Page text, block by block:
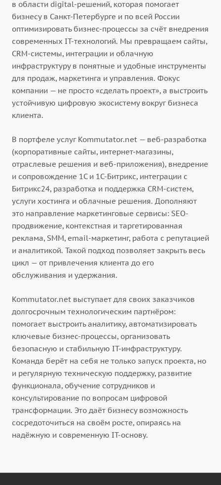
в области digital-решений, которая помогает
бизнесу в Санкт-Петербурге и по всей России
оптимизировать бизнес-процессы за счёт внедрения
современных IT-технологий. Мы превращаем сайты,
CRM-системы, интеграции и облачную
инфраструктуру в понятные и удобные инструменты
для продаж, маркетинга и управления. Фокус
компании — не просто «сделать проект», а выстроить
устойчивую цифровую экосистему вокруг бизнеса
клиента.
В портфеле услуг Kommutator.net — веб-разработка
(корпоративные сайты, интернет-магазины,
отраслевые решения и веб-приложения), внедрение
и сопровождение 1С и 1С-Битрикс, интеграции с
Битрикс24, разработка и поддержка CRM-систем,
услуги хостинга и облачные решения. Дополняют
это направление маркетинговые сервисы: SEO-
продвижение, контекстная и таргетированная
реклама, SMM, email-маркетинг, работа с репутацией
и аналитикой. Такой подход позволяет закрыть весь
цикл — от привлечения клиента до его
обслуживания и удержания.
Kommutator.net выступает для своих заказчиков
долгосрочным технологическим партнёром:
помогает выстроить аналитику, автоматизировать
ключевые бизнес-процессы, организовать
безопасную и стабильную IT-инфраструктуру.
Команда берёт на себя не только запуск проекта, но
и регулярную техническую поддержку, развитие
функционала, обучение сотрудников и
консультирование по вопросам цифровой
трансформации. Это даёт бизнесу возможность
сосредоточиться на своём росте, опираясь на
надёжную и современную IT-основу.